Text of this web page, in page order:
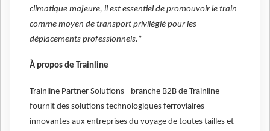
climatique majeure, il est essentiel de promouvoir le train
comme moyen de transport privilégié pour les
déplacements professionnels.”
À propos de Trainline
Trainline Partner Solutions - branche B2B de Trainline -
fournit des solutions technologiques ferroviaires
innovantes aux entreprises du voyage de toutes tailles et